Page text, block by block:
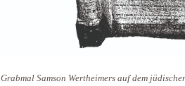
Grabmal Samson Wertheimers auf dem